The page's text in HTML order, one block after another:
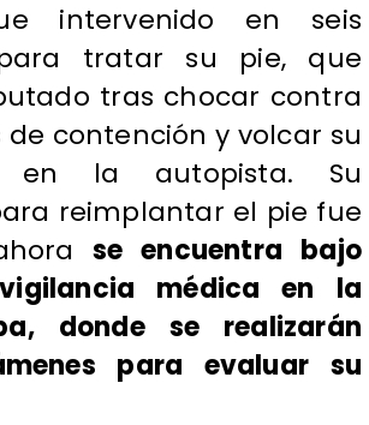
intervenido en seis
tratar su pie, que
tras chocar contra
contención y volcar su
en la autopista. Su
reimplantar el pie fue
se encuentra bajo
médica en la
donde se realizarán
para evaluar su